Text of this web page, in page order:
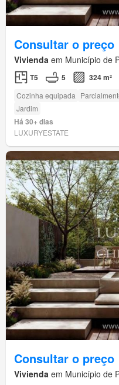
Consultar o preço
Vivienda em Município de
T5 5 324 m²
Cozinha equipada
Jardim
Há 30+ dias
LUXURYESTATE
Consultar o preço
Vivienda em Município de